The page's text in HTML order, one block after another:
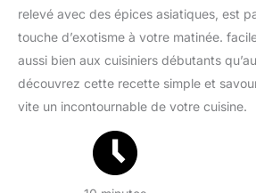
relevé avec des épices asiatiques, est
touche d’exotisme à votre matinée.
aussi bien aux cuisiniers débutants
découvrez cette recette simple et
vite un incontournable de votre cuisine.